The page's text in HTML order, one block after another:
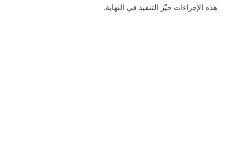
هذه الإجراءات حيّز التنفيذ في النهاية.